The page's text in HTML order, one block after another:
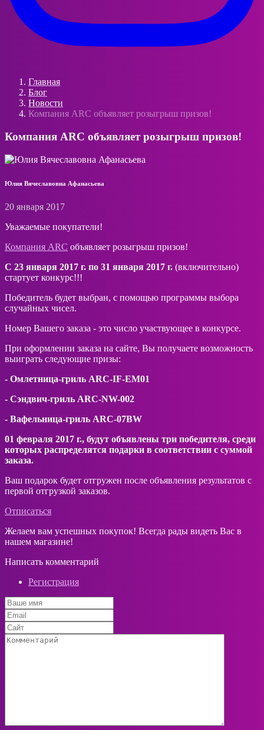
Главная
Блог
Новости
Компания ARC объявляет розыгрыш призов!
Компания ARC объявляет розыгрыш призов!
Юлия Вячеславовна Афанасьева
20 января 2017
Уважаемые покупатели!
Компания ARC объявляет розыгрыш призов!
С 23 января 2017 г. по 31 января 2017 г. (включительно)
стартует конкурс!!!
Победитель будет выбран, с помощью программы выбора
случайных чисел.
Номер Вашего заказа - это число участвующее в конкурсе.
При оформлении заказа на сайте, Вы получаете возможность
выиграть следующие призы:
- Омлетница-гриль ARC-IF-EM01
- Сэндвич-гриль ARC-NW-002
- Вафельница-гриль ARC-07BW
01 февраля 2017 г., будут объявлены три победителя, среди
которых распределятся подарки в соответствии с суммой
заказа.
Ваш подарок будет отгружен после объявления результатов с
первой отгрузкой заказов.
Отписаться
Желаем вам успешных покупок! Всегда рады видеть Вас в
нашем магазине!
Написать комментарий
Регистрация